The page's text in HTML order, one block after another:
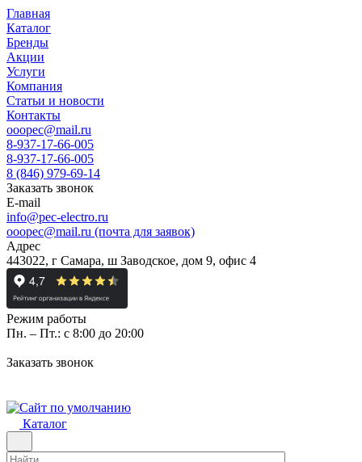
Главная
Каталог
Бренды
Акции
Услуги
Компания
Статьи и новости
Контакты
ooopec@mail.ru
8-937-17-66-005
8-937-17-66-005
8 (846) 979-69-14
Заказать звонок
E-mail
info@pec-electro.ru
ooopec@mail.ru (почта для заявок)
Адрес
443022, г Самара, ш Заводское, дом 9, офис 4
Режим работы
Пн. – Пт.: с 8:00 до 20:00
Заказать звонок
Каталог